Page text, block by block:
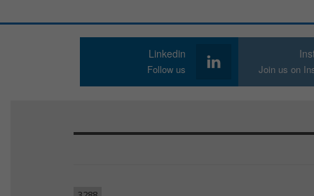
Join us on
Linkedin
Follow us